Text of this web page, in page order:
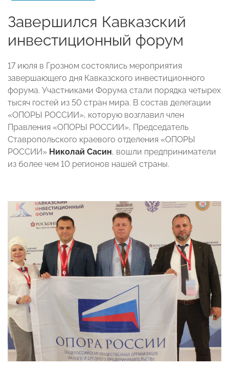
Завершился Кавказский
инвестиционный форум
17 июля в Грозном состоялись мероприятия
завершающего дня Кавказского инвестиционного
форума. Участниками Форума стали порядка четырех
тысяч гостей из 50 стран мира. В состав делегации
«ОПОРЫ РОССИИ», которую возглавил член
Правления «ОПОРЫ РОССИИ», Председатель
Ставропольского краевого отделения «ОПОРЫ
РОССИИ» Николай Сасин, вошли предприниматели
из более чем 10 регионов нашей страны.